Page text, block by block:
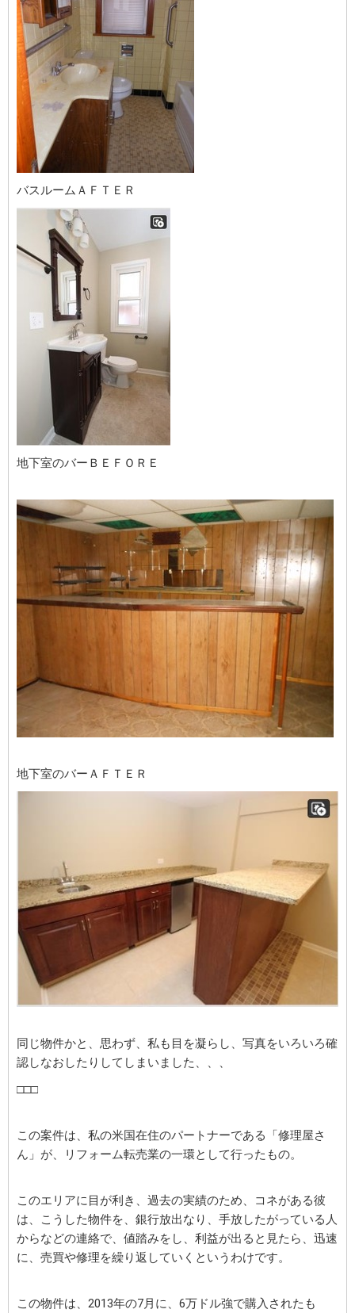
バスルームＡＦＴＥＲ
地下室のバーＢＥＦＯＲＥ
地下室のバーＡＦＴＥＲ
同じ物件かと、思わず、私も目を凝らし、写真をいろいろ確
認しなおしたりしてしまいました、、、
□□□
この案件は、私の米国在住のパートナーである「修理屋さ
ん」が、リフォーム転売業の一環として行ったもの。
このエリアに目が利き、過去の実績のため、コネがある彼
は、こうした物件を、銀行放出なり、手放したがっている人
からなどの連絡で、値踏みをし、利益が出ると見たら、迅速
に、売買や修理を繰り返していくというわけです。
この物件は、2013年の7月に、6万ドル強で購入されたも